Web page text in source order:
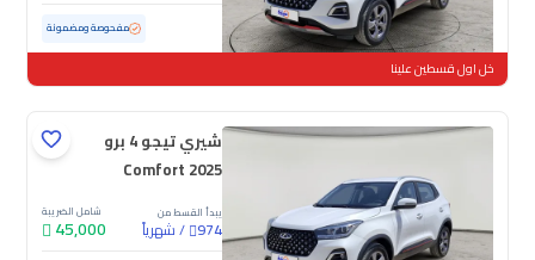
مستعملة 34,530 كم ممشى قليل مفحوصة ومضمونة
خل اول قسطين علينا
شيري تيجو 4 برو
Comfort 2025
يبدأ القسط من
974
/شهرياً
شامل الضريبة
45,000